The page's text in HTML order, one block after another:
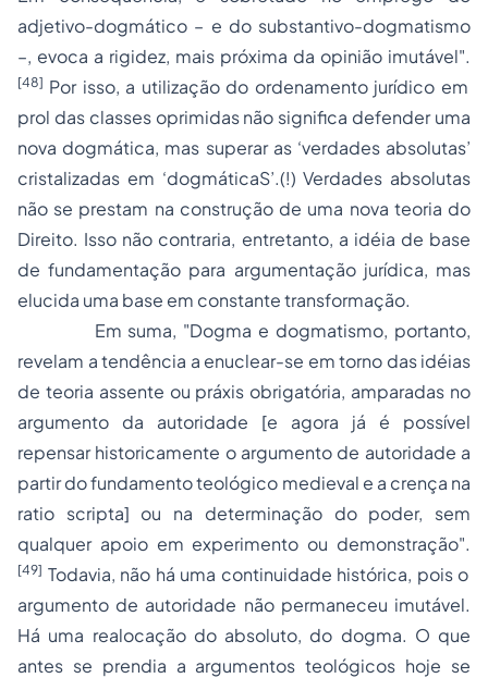
adjetivo-dogmático – e do substantivo-dogmatismo
–, evoca a rigidez, mais próxima da opinião imutável".
[48] Por isso, a utilização do ordenamento jurídico em
prol das classes oprimidas não significa defender uma
nova dogmática, mas superar as ‘verdades absolutas’
cristalizadas em ‘dogmáticaS’.(!) Verdades absolutas
não se prestam na construção de uma nova teoria do
Direito. Isso não contraria, entretanto, a idéia de base
de fundamentação para argumentação jurídica, mas
elucida uma base em constante transformação.
Em suma, "Dogma e dogmatismo, portanto,
revelam a tendência a enuclear-se em torno das idéias
de teoria assente ou práxis obrigatória, amparadas no
argumento da autoridade [e agora já é possível
repensar historicamente o argumento de autoridade a
partir do fundamento teológico medieval e a crença na
ratio scripta] ou na determinação do poder, sem
qualquer apoio em experimento ou demonstração".
[49] Todavia, não há uma continuidade histórica, pois o
argumento de autoridade não permaneceu imutável.
Há uma realocação do absoluto, do dogma. O que
antes se prendia a argumentos teológicos hoje se